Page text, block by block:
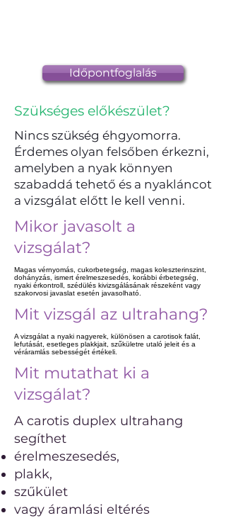
Időpontfoglalás
Szükséges előkészület?
Nincs szükség éhgyomorra.
Érdemes olyan felsőben érkezni,
amelyben a nyak könnyen
szabaddá tehető és a nyakláncot
a vizsgálat előtt le kell venni.
Mikor javasolt a
vizsgálat?
Magas vérnyomás, cukorbetegség, magas koleszterinszint,
dohányzás, ismert érelmeszesedés, korábbi érbetegség,
nyaki érkontroll, szédülés kivizsgálásának részeként vagy
szakorvosi javaslat esetén javasolható.
Mit vizsgál az ultrahang?
A vizsgálat a nyaki nagyerek, különösen a carotisok falát,
lefutását, esetleges plakkjait, szűkületre utaló jeleit és a
véráramlás sebességét értékeli.
Mit mutathat ki a
vizsgálat?
A carotis duplex ultrahang
segíthet
érelmeszesedés,
plakk,
szűkület
vagy áramlási eltérés